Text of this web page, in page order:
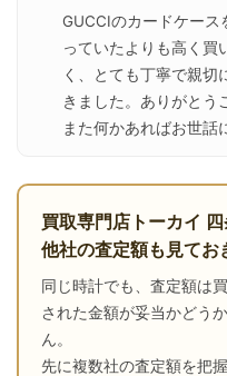
GUCCIのカードケー
っていたよりも高く買
く、とても丁寧で親切
きました。ありがとう
また何かあればお世話
買取専門店トーカイ
他社の査定額も見てお
同じ時計でも、査定額は
された金額が妥当かどう
ん。
先に複数社の査定額を把